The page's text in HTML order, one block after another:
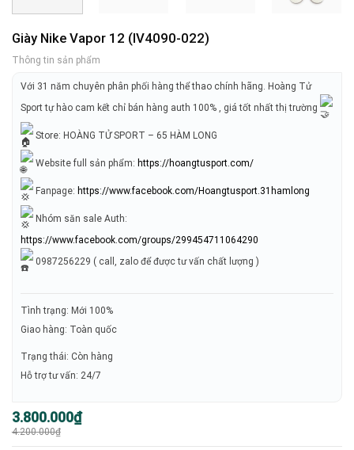
Giày Nike Vapor 12 (IV4090-022)
Thông tin sản phẩm
Với 31 năm chuyên phân phối hàng thể thao chính hãng. Hoàng Tử
Sport tự hào cam kết chỉ bán hàng auth 100% , giá tốt nhất thị trường
Store: HOÀNG TỬ SPORT – 65 HÀM LONG
Website full sản phẩm: https://hoangtusport.com/
Fanpage: https://www.facebook.com/Hoangtusport.31hamlong
Nhóm săn sale Auth:
https://www.facebook.com/groups/299454711064290
0987256229 ( call, zalo để được tư vấn chất lượng )
Tình trạng: Mới 100%
Giao hàng: Toàn quốc
Trạng thái: Còn hàng
Hỗ trợ tư vấn: 24/7
4.200.000₫
Giá
gốc
là:
3.800.000₫
Giá
hiện
tại